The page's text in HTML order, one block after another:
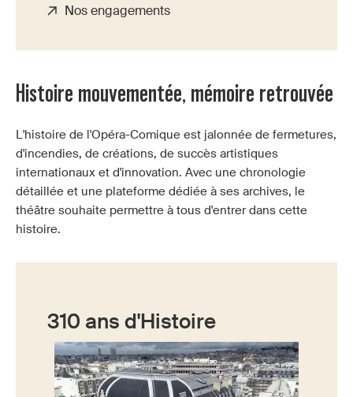
Nos engagements
Histoire mouvementée, mémoire retrouvée
L'histoire de l'Opéra-Comique est jalonnée de fermetures,
d'incendies, de créations, de succès artistiques
internationaux et d'innovation. Avec une chronologie
détaillée et une plateforme dédiée à ses archives, le
théâtre souhaite permettre à tous d'entrer dans cette
histoire.
310 ans d'Histoire